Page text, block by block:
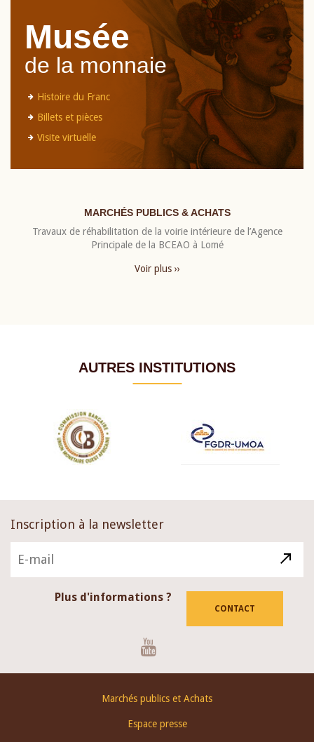
Musée
de la monnaie
Histoire du Franc
Billets et pièces
Visite virtuelle
MARCHÉS PUBLICS & ACHATS
Travaux de réhabilitation de la voirie intérieure de l’Agence
Principale de la BCEAO à Lomé
Voir plus ››
AUTRES INSTITUTIONS
Inscription à la newsletter
Plus d'informations ?
CONTACT
Marchés publics et Achats
Espace presse